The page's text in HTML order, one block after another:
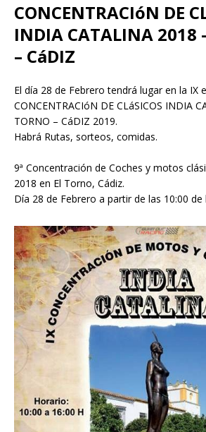
CONCENTRACIóN DE
INDIA CATALINA 2018
– CáDIZ
El día 28 de Febrero tendrá lugar en la IX
CONCENTRACIóN DE CLáSICOS INDIA
TORNO – CáDIZ 2019.
Habrá Rutas, sorteos, comidas.
9ª Concentración de Coches y motos
2018 en El Torno, Cádiz.
Día 28 de Febrero a partir de las 10:00 de